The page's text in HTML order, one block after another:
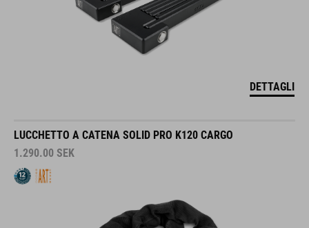
DETTAGLI
LUCCHETTO A CATENA SOLID PRO K120 CARGO
1.290.00 SEK